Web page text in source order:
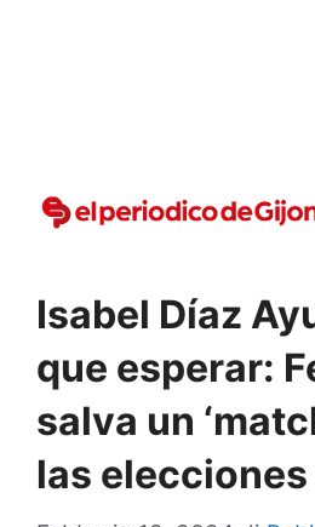
Isabel Díaz
que esperar:
salva un
las